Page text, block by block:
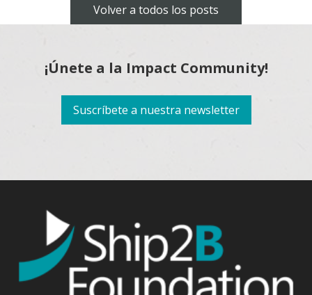
Volver a todos los posts
¡Únete a la Impact Community!
Suscríbete a nuestra newsletter